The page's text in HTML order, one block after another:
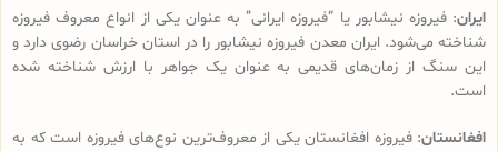
ایران: فیروزه نیشابور یا “فیروزه ایرانی” به عنوان یکی از انواع معروف فیروزه
شناخته می‌شود. ایران معدن فیروزه نیشابور را در استان خراسان رضوی دارد و
این سنگ از زمان‌های قدیمی به عنوان یک جواهر با ارزش شناخته شده
است.
افغانستان: فیروزه افغانستان یکی از معروف‌ترین نوع‌های فیروزه است که به